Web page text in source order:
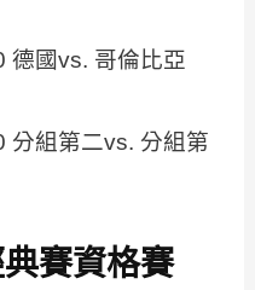
德國vs. 哥倫比亞
分組第二vs. 分組第